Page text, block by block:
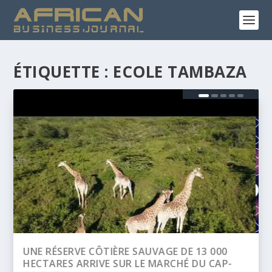
ÉTIQUETTE : ECOLE TAMBAZA
BANQUE AFRICAINE DE DÉVELOPPEMENT
(BAD) – ASSEMBLÉE ANNUELLES 2026 :